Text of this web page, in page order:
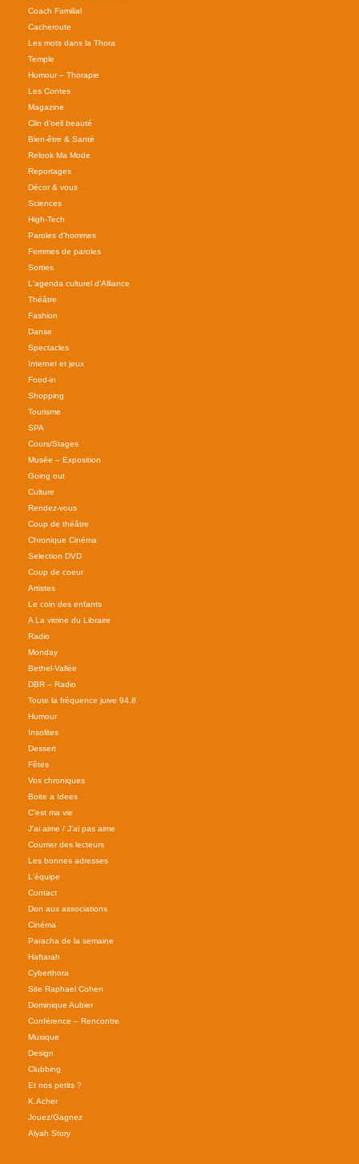
Coach Familial
Cacheroute
Les mots dans la Thora
Temple
Humour – Thorapie
Les Contes
Magazine
Clin d'oeil beauté
Bien-être & Santé
Relook Ma Mode
Reportages
Décor & vous
Sciences
High-Tech
Paroles d'hommes
Femmes de paroles
Sorties
L'agenda culturel d'Alliance
Théâtre
Fashion
Danse
Spectacles
Internet et jeux
Food-in
Shopping
Tourisme
SPA
Cours/Stages
Musée – Exposition
Going out
Culture
Rendez-vous
Coup de théâtre
Chronique Cinéma
Selection DVD
Coup de coeur
Artistes
Le coin des enfants
A La vitrine du Libraire
Radio
Monday
Bethel-Vallée
DBR – Radio
Toute la fréquence juive 94.8
Humour
Insolites
Dessert
Fêtes
Vos chroniques
Boite a Idees
C'est ma vie
J'ai aime / J'ai pas aime
Courrier des lecteurs
Les bonnes adresses
L'équipe
Contact
Don aux associations
Cinéma
Paracha de la semaine
Haftarah
Cyberthora
Site Raphael Cohen
Dominique Aubier
Conférence – Rencontre
Musique
Design
Clubbing
Et nos petits ?
K.Acher
Jouez/Gagnez
Alyah Story